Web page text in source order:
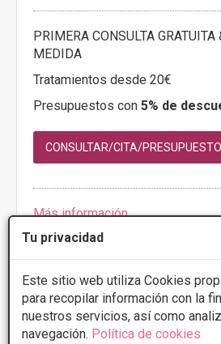
Tu privacidad
Este sitio web utiliza Cookies
para recopilar información con la
nuestros servicios, así como
navegación. Política de cookies
PRIMERA CONSULTA
MEDIDA
Tratamientos desde 20€
Presupuestos con 5% de
CONSULTAR/CITA/PRESUPUESTO
Más información